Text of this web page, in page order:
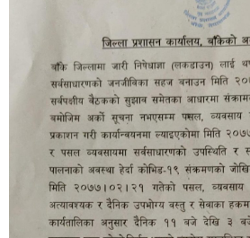
अचम्म
दुनिया
बिचार
कुराकानी
जीवनशैली